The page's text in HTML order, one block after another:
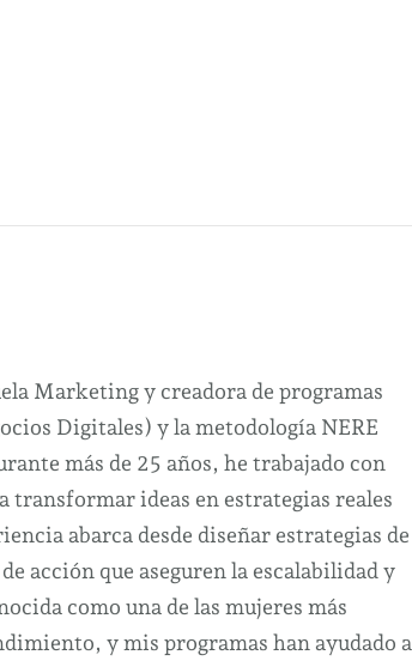
Marketing y creadora de programas
Digitales) y la metodología NERE
más de 25 años, he trabajado con
transformar ideas en estrategias reales
abarca desde diseñar estrategias de
acción que aseguren la escalabilidad y
como una de las mujeres más
y mis programas han ayudado a